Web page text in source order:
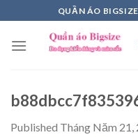
to
content
QUẦN ÁO
Published Tháng Năm 21,